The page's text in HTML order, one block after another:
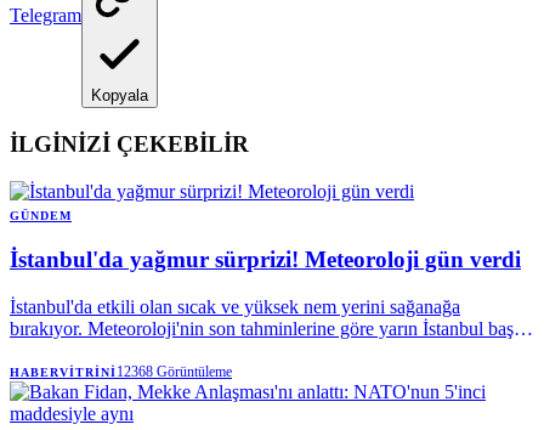
Telegram
Kopyala
İLGİNİZİ ÇEKEBİLİR
GÜNDEM
İstanbul'da yağmur sürprizi! Meteoroloji gün verdi
İstanbul'da etkili olan sıcak ve yüksek nem yerini sağanağa
bırakıyor. Meteoroloji'nin son tahminlerine göre yarın İstanbul başta
sağanak bekleniyor.
HABERVITRINI12368 Görüntüleme